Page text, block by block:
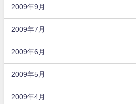
2009年9月
2009年7月
2009年6月
2009年5月
2009年4月